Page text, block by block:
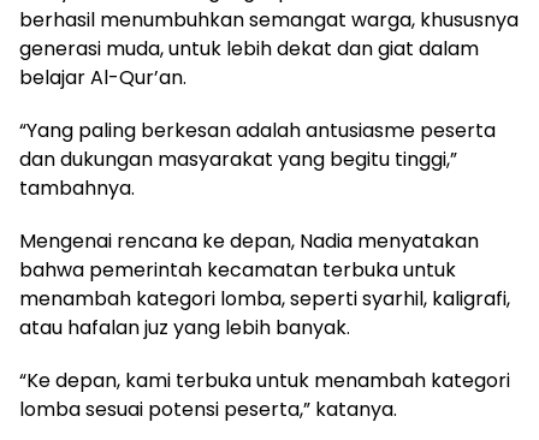
berhasil menumbuhkan semangat warga, khususnya
generasi muda, untuk lebih dekat dan giat dalam
belajar Al-Qur’an.
“Yang paling berkesan adalah antusiasme peserta
dan dukungan masyarakat yang begitu tinggi,”
tambahnya.
Mengenai rencana ke depan, Nadia menyatakan
bahwa pemerintah kecamatan terbuka untuk
menambah kategori lomba, seperti syarhil, kaligrafi,
atau hafalan juz yang lebih banyak.
“Ke depan, kami terbuka untuk menambah kategori
lomba sesuai potensi peserta,” katanya.